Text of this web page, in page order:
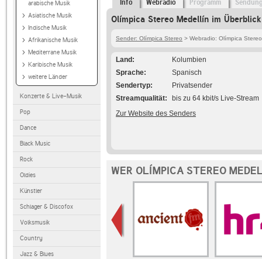
arabische Musik
Asiatische Musik
Indische Musik
Afrikanische Musik
Mediterrane Musik
Karibische Musik
weitere Länder
Konzerte & Live-Musik
Pop
Dance
Black Music
Rock
Oldies
Künstler
Schlager & Discofox
Volksmusik
Country
Jazz & Blues
Info Webradio Programm
Olímpica Stereo Medellín im Überblick
Sender: Olímpica Stereo > Webradio: Olímpica
Land
Kolumbien
Sprache
Spanisch
Sendertyp
Privatsender
Streamqualität
bis zu 64 kbit/s Live-Stream
Zur Website des Senders
WER OLÍMPICA STEREO